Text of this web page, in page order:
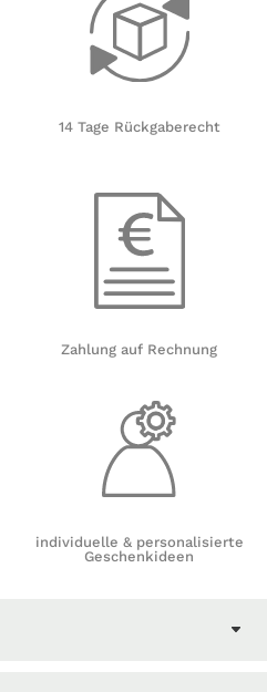
14 Tage Rückgaberecht
Zahlung auf Rechnung
individuelle & personalisierte
Geschenkideen